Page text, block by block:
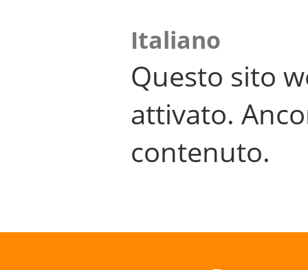
Italiano
Questo sito
attivato.
contenuto.